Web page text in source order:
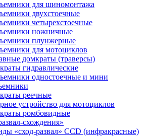
для шиномонтажа
двухстоечные
четырехстоечные
ножничные
плунжерные
для мотоциклов
домкраты (траверсы)
гидравлические
одностоечные и мини
реечные
устройство для мотоциклов
ромбовидные
схождения»
«сход-развал» CCD (инфракрасные)